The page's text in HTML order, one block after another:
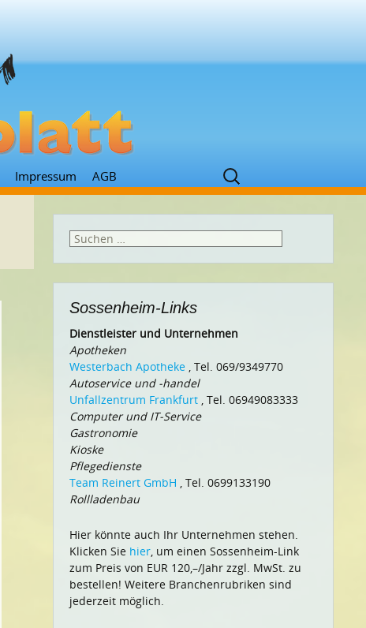
Impressum AGB
Suchen
nach:
Suchen
Sossenheim-Links
Dienstleister und Unternehmen
Apotheken
Westerbach Apotheke, Tel. 069/9349770
Autoservice und -handel
Unfallzentrum Frankfurt, Tel. 06949083333
Computer und IT-Service
Gastronomie
Kioske
Pflegedienste
Team Reinert GmbH , Tel. 0699133190
Rollladenbau
Hier könnte auch Ihr Unternehmen stehen.
Klicken Sie hier, um einen Sossenheim-Link
zum Preis von EUR 120,–/Jahr zzgl. MwSt. zu
bestellen! Weitere Branchenrubriken sind
jederzeit möglich.